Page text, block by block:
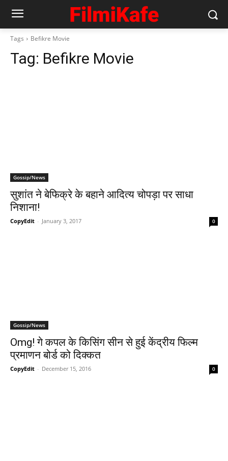
Tags Befikre Movie
Tag: Befikre Movie
Gossip/News
सुशांत ने बेफिक्रे के बहाने आदित्‍य चोपड़ा पर साधा
निशाना!
CopyEdit - January 3, 2017 0
Gossip/News
Omg! गे कपल के किसिंग सीन से हुई केंद्रीय फिल्‍म
प्रमाणन बोर्ड को दिक्‍कत
CopyEdit - December 15, 2016 0